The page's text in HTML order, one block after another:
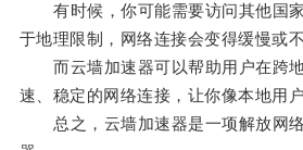
有时候，你可能需要访问其他国家
于地理限制，网络连接会变得缓慢或不
而云墙加速器可以帮助用户在跨
速、稳定的网络连接，让你像本地用
总之，云墙加速器是一项解放网络